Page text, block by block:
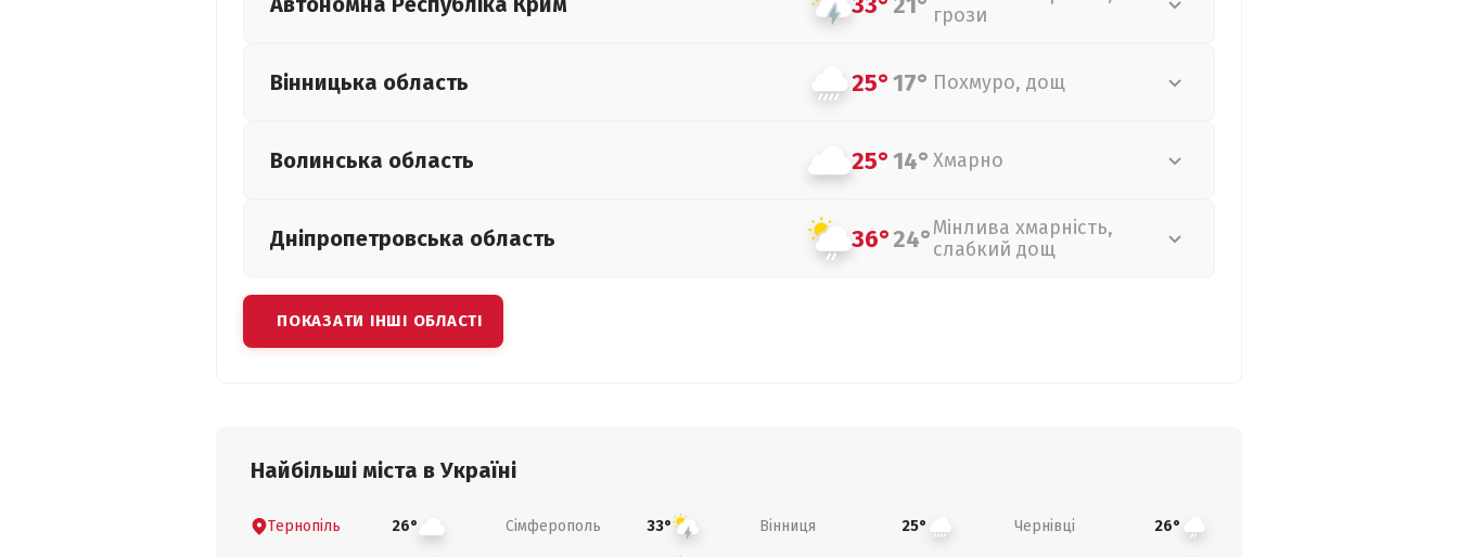
грози
Вінницька область 25°17° Похмуро, дощ
Волинська область 25°14° Хмарно
Дніпропетровська область 36°24°Мінлива хмарність,
слабкий дощ
ПОКАЗАТИ ІНШІ ОБЛАСТІ
Найбільші міста в Україні
Тернопіль 26° Сімферополь 33° Вінниця 25° Чернівці 26°